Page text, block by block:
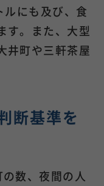
にも及び、食
す。また、大型
井町や三軒茶屋
断基準を
数、夜間の人